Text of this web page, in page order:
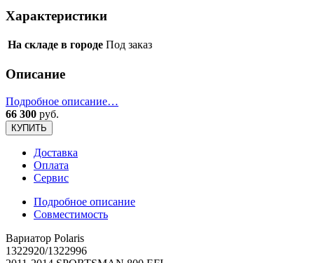
Характеристики
На складе в городе Под заказ
Описание
Подробное описание…
66 300 руб.
КУПИТЬ
Доставка
Оплата
Сервис
Подробное описание
Совместимость
Вариатор Polaris
1322920/1322996